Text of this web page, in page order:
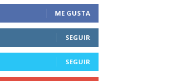
ME GUSTA
SEGUIR
SEGUIR